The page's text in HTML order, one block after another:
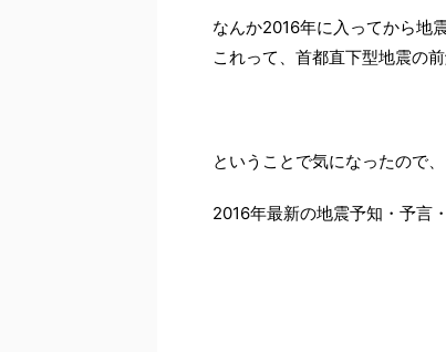
なんか2016年に入ってから地
これって、首都直下型地震の
ということで気になったので、
2016年最新の地震予知・予言